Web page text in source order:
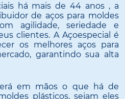
há mais de 44 anos , a
de aços para moldes
agilidade, seriedade e
clientes. A Açoespecial é
os melhores aços para
garantindo sua alta
em mãos o que há de
plásticos, sejam eles